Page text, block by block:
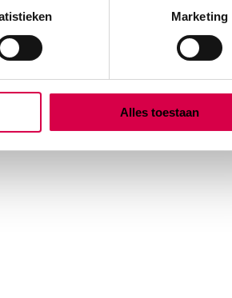
Marketing
Alles toestaan